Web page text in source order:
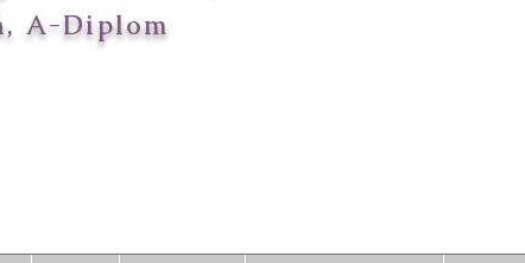
A-Diplom